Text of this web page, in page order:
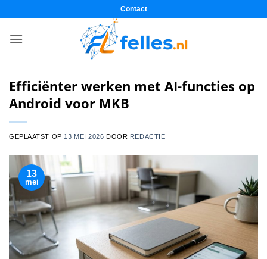
inhoud
Contact
Efficiënter werken met AI-functies op
Android voor MKB
GEPLAATST OP 13 MEI 2026 DOOR REDACTIE
13
mei